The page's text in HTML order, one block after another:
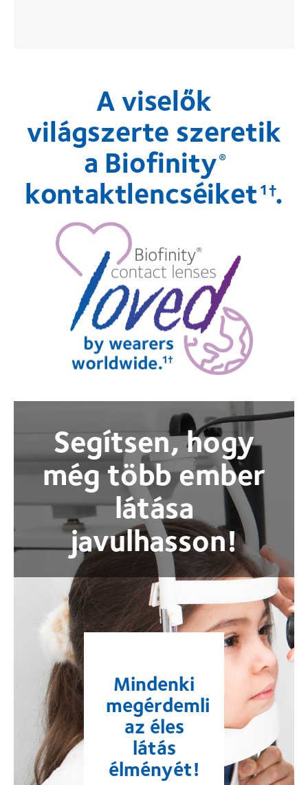
A viselők
világszerte szeretik
a Biofinity®
kontaktlencséiket1†.
Segítsen, hogy
még több ember
látása
javulhasson!
Mindenki
megérdemli
az éles
látás
élményét!